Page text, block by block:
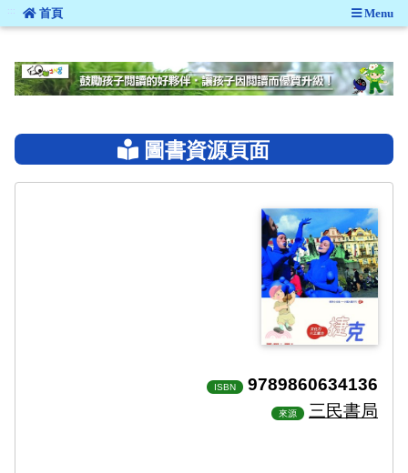
::: 首頁 Menu
圖書資源頁面
ISBN 9789860634136
來源 三民書局